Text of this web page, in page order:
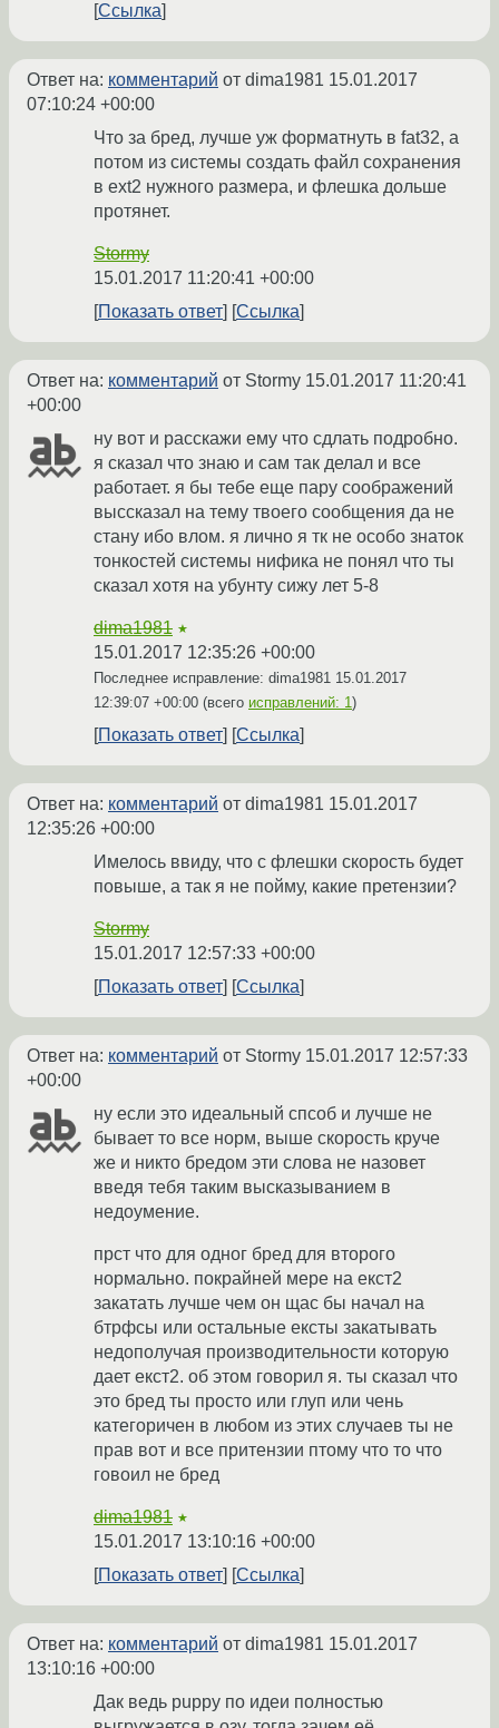
Ссылка
Ответ на: комментарий от dima1981 15.01.2017
07:10:24 +00:00
Что за бред, лучше уж форматнуть в fat32, а
потом из системы создать файл сохранения
в ext2 нужного размера, и флешка дольше
протянет.
Stormy
15.01.2017 11:20:41 +00:00
Показать ответ
Ссылка
Ответ на: комментарий от Stormy 15.01.2017 11:20:41
+00:00
ну вот и расскажи ему что сдлать подробно.
я сказал что знаю и сам так делал и все
работает. я бы тебе еще пару соображений
выссказал на тему твоего сообщения да не
стану ибо влом. я лично я тк не особо знаток
тонкостей системы нифика не понял что ты
сказал хотя на убунту сижу лет 5-8
dima1981 ★
15.01.2017 12:35:26 +00:00
Последнее исправление: dima1981 15.01.2017
12:39:07 +00:00 (всего исправлений: 1)
Показать ответ Ссылка
Ответ на: комментарий от dima1981 15.01.2017
12:35:26 +00:00
Имелось ввиду, что с флешки скорость будет
повыше, а так я не пойму, какие претензии?
Stormy
15.01.2017 12:57:33 +00:00
Показать ответ
Ссылка
Ответ на: комментарий от Stormy 15.01.2017 12:57:33
+00:00
ну если это идеальный спсоб и лучше не
бывает то все норм, выше скорость круче
же и никто бредом эти слова не назовет
введя тебя таким высказыванием в
недоумение.
прст что для одног бред для второго
нормально. покрайней мере на екст2
закатать лучше чем он щас бы начал на
бтрфсы или остальные ексты закатывать
недополучая производительности которую
дает екст2. об этом говорил я. ты сказал что
это бред ты просто или глуп или чень
категоричен в любом из этих случаев ты не
прав вот и все притензии птому что то что
говоил не бред
dima1981 ★
15.01.2017 13:10:16 +00:00
Показать ответ
Ссылка
Ответ на: комментарий от dima1981 15.01.2017
13:10:16 +00:00
Дак ведь puppy по идеи полностью